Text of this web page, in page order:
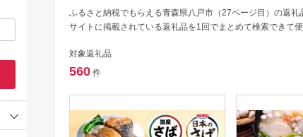
ふるさと納税でもらえる青森県八戸市（27ページ目）の返
サイトに掲載されている返礼品を1回でまとめて検索できて便
対象返礼品
560 件